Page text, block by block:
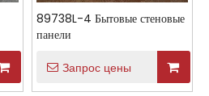
89738L-4 Бытовые стеновые
панели
Запрос цены